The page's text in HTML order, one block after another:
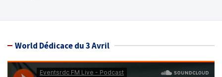
World Dédicace du 3 Avril